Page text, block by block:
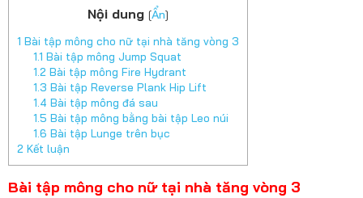
Nội dung [Ẩn]
1 Bài tập mông cho nữ tại nhà tăng vòng 3
1.1 Bài tập mông Jump Squat
1.2Bài tập mông Fire Hydrant
1.3 Bài tập Reverse Plank Hip Lift
1.4 Bài tập mông đá sau
1.5 Bài tập mông bằng bài tập Leo núi
1.6 Bài tập Lunge trên bục
2 Kết luận
Bài tập mông cho nữ tại nhà tăng vòng 3